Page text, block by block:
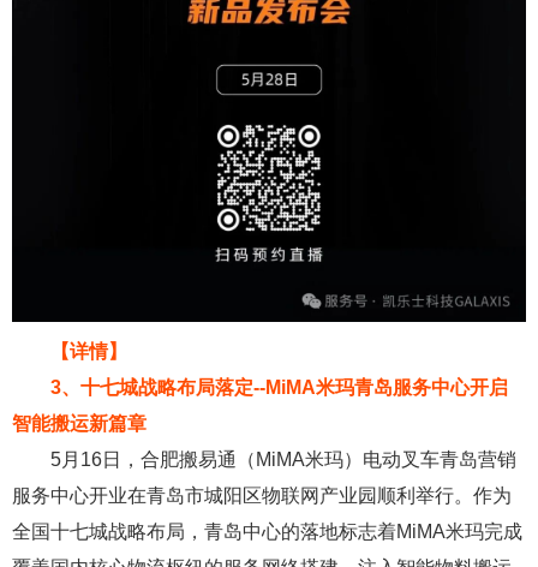
【详情】
3、十七城战略布局落定--MiMA米玛青岛服务中心开启
智能搬运新篇章
5月16日，合肥搬易通（MiMA米玛）电动叉车青岛营销
服务中心开业在青岛市城阳区物联网产业园顺利举行。作为
全国十七城战略布局，青岛中心的落地标志着MiMA米玛完成